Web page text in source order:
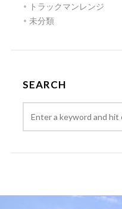
トラックマンレンジ
未分類
SEARCH